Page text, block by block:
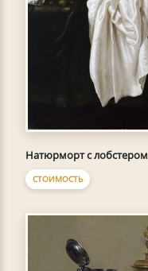
Натюрморт с лобстером
СТОИМОСТЬ